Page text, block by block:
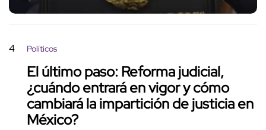
4 Políticos
El último paso: Reforma judicial,
¿cuándo entrará en vigor y cómo
cambiará la impartición de justicia en
México?